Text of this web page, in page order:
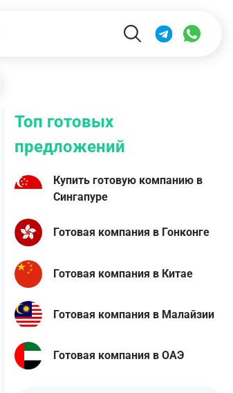
Топ готовых
предложений
Купить готовую компанию в
Сингапуре
Готовая компания в Гонконге
Готовая компания в Китае
Готовая компания в Малайзии
Готовая компания в ОАЭ